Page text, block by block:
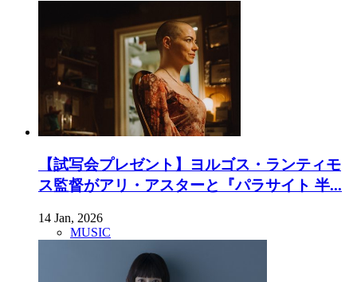
【試写会プレゼント】ヨルゴス・ランティモ
ス監督がアリ・アスターと『パラサイト 半...
14 Jan, 2026
MUSIC